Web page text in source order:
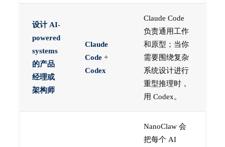
设计 AI-
powered
systems
的产品
经理或
架构师
Claude
Code +
Codex
Claude Code
负责通用工作
和原型；当你
需要围绕复杂
系统设计进行
重型推理时，
用 Codex。
NanoClaw 会
把每个 AI